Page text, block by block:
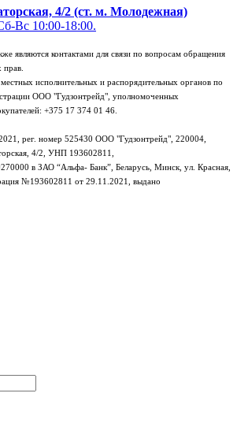
4/2 (ст. м. Молодежная)
Вс 10:00-18:00.
являются контактами для связи по вопросам обращения
исполнительных и распорядительных органов по
ООО "Гудзонтрейд", уполномоченных
+375 17 374 01 46.
рег. номер 525430 ООО "Гудзонтрейд", 220004,
4/2, УНП 193602811,
в ЗАО “Альфа- Банк”, Беларусь, Минск, ул. Красная,
№193602811 от 29.11.2021, выдано